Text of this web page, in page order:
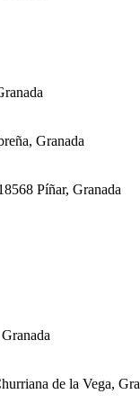
Granada
Píñar, Granada
de la Vega,